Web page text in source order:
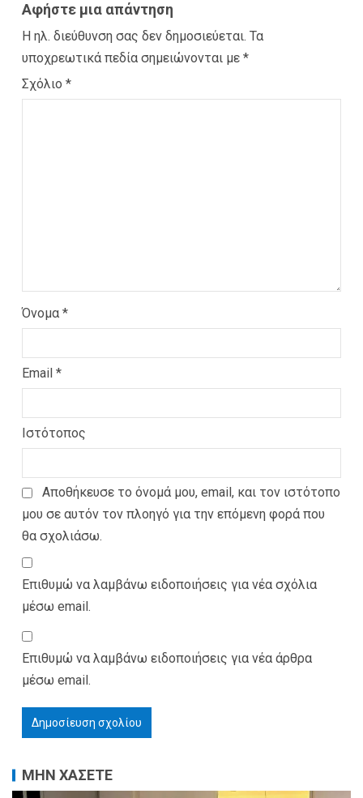
Αφήστε μια απάντηση
Η ηλ. διεύθυνση σας δεν δημοσιεύεται. Τα
υποχρεωτικά πεδία σημειώνονται με *
Σχόλιο *
Όνομα *
Email *
Ιστότοπος
Αποθήκευσε το όνομά μου, email, και τον ιστότοπο
μου σε αυτόν τον πλοηγό για την επόμενη φορά που
θα σχολιάσω.
Επιθυμώ να λαμβάνω ειδοποιήσεις για νέα σχόλια
μέσω email.
Επιθυμώ να λαμβάνω ειδοποιήσεις για νέα άρθρα
μέσω email.
ΜΗΝ ΧΑΣΕΤΕ